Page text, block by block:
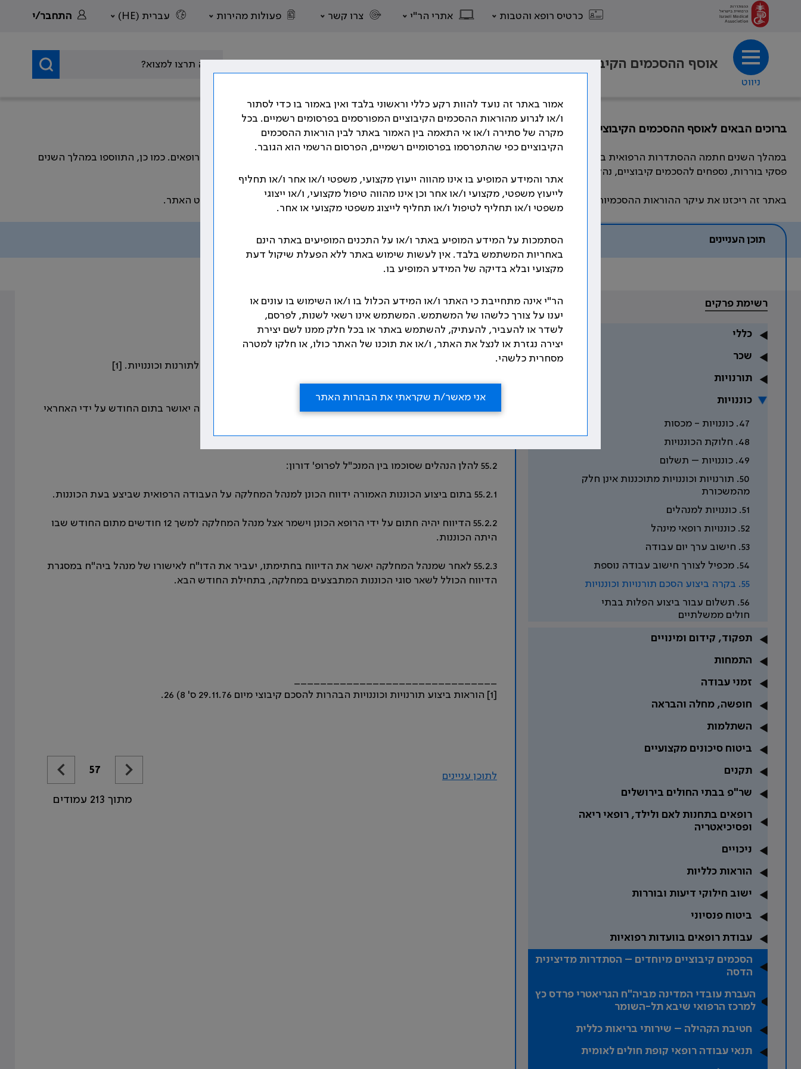
כרטיס רופא והטבות אתרי הר"י צרו קשר פעולות מהירות עברית (HE) התחבר/י
ניווט
אוסף ההסכמים הקיבוציים
ברוכים הבאים לאוסף ההסכמים הקיבוציים
במהלך השנים חתמה ההסתדרות הרפואית בישראל, מול המעסיקים השונים, על הסכמים קיבוציים רבים המסדירים את תנאי העבודה וזכויות הרופאים. כמו כן, התווספו במהלך השנים
פסקי בוררות, נספחים להסכמים קיבוציים, נהלים, חוזרים ומכתבים אשר קובעים את תנאי העבודה וזכויות הרופאים.
באתר זה ריכזנו את עיקר ההוראות ההסכמיות, שהוסדרו ועוגנו בהסכמים הקיבוצים שנחתמו לאורך השנים, בהתאם לנושאים שמפורטים בתפריט האתר.
תוכן העניינים אוסף הסכמים הקיבוציים
רשימת פרקים
כללי
שכר
תורנויות
כוננויות
47. כוננויות - מכסות
48. חלוקת הכוננויות
49. כוננויות – תשלום
50. תורנויות וכוננויות מתוכננות אינן חלק
מהמשכורת
51. כוננויות למנהלים
52. כוננויות רופאי מינהל
53. חישוב ערך יום עבודה
54. מכפיל לצורך חישוב עבודה נוספת
55. בקרה ביצוע הסכם תורנויות וכוננויות
56. תשלום עבור ביצוע הפלות בבתי
חולים ממשלתיים
תפקוד, קידום ומינויים
התמחות
זמני עבודה
חופשה, מחלה והבראה
השתלמות
ביטוח סיכונים מקצועיים
תקנים
שר"פ בבתי החולים בירושלים
רופאים בתחנות לאם ולילד, רופאי ריאה
ופסיכיאטריה
ניכויים
הוראות כלליות
ישוב חילוקי דיעות ובוררות
ביטוח פנסיוני
עבודת רופאים בוועדות רפואיות
הסכמים קיבוציים מיוחדים – הסתדרות מדיצינית
הדסה
העברת עובדי המדינה מביה"ח הגריאטרי פרדס כץ
למרכז הרפואי שיבא תל-השומר
חטיבת הקהילה – שירותי בריאות כללית
תנאי עבודה רופאי קופת חולים לאומית
נושא: כוננויות
55. בקרה ביצוע הסכם תורנויות וכוננויות
להלן העקרונות שעליהם מושתת הבקרה על ביצוע ההסכם בכל הקשור לתורנות וכוננויות. [1]
55.1 הדיווח על ביצוע תורנויות וכוננויות חייב להיות אישי וחודשי. דיווח זה יאושר בתום החודש על ידי האחראי
על הכוננים לאשר כי בזמן הכוננות ביקרו בביה"ח.
55.2 להלן הנהלים שסוכמו בין המנכ"ל לפרופ' דורון:
55.2.1 בתום ביצוע הכוננות האמורה ידווח הכונן למנהל המחלקה על העבודה הרפואית שביצע בעת הכוננות.
55.2.2 הדיווח יהיה חתום על ידי הרופא הכונן וישמר אצל מנהל המחלקה למשך 12 חודשים מתום החודש שבו
היתה הכוננות.
55.2.3 לאחר שמנהל המחלקה יאשר את הדיווח בחתימתו, יעביר את הדו"ח לאישורו של מנהל ביה"ח במסגרת
הדיווח הכולל לשאר סוגי הכוננות המתבצעים במחלקה, בתחילת החודש הבא.
[1] הוראות ביצוע תורנויות וכוננויות הבהרות להסכם קיבוצי מיום 29.11.76 ס' 8) 26.
לתוכן עניינים 57
מתוך 213 עמודים
אמור באתר זה נועד להוות רקע כללי וראשוני בלבד ואין באמור בו כדי לסתור
ו/או לגרוע מהוראות ההסכמים הקיבוציים המפורסמים בפרסומים רשמיים. בכל
מקרה של סתירה ו/או אי התאמה בין האמור באתר לבין הוראות ההסכמים
הקיבוציים כפי שהתפרסמו בפרסומיים רשמיים, הפרסום הרשמי הוא הגובר.
אתר והמידע המופיע בו אינו מהווה ייעוץ מקצועי, משפטי ו/או אחר ו/או תחליף
לייעוץ משפטי, מקצועי ו/או אחר וכן אינו מהווה טיפול מקצועי, ו/או ייצוגי
משפטי ו/או תחליף לטיפול ו/או תחליף לייצוג משפטי מקצועי או אחר.
הסתמכות על המידע המופיע באתר ו/או על התכנים המופיעים באתר הינם
באחריות המשתמש בלבד. אין לעשות שימוש באתר ללא הפעלת שיקול דעת
מקצועי ובלא בדיקה של המידע המופיע בו.
הר"י אינה מתחייבת כי האתר ו/או המידע הכלול בו ו/או השימוש בו עונים או
יענו על צורך כלשהו של המשתמש. המשתמש אינו רשאי לשנות, לפרסם,
לשדר או להעביר, להעתיק, להשתמש באתר או בכל חלק ממנו לשם יצירת
יצירה נגזרת או לנצל את האתר, ו/או את תוכנו של האתר כולו, או חלקו למטרה
מסחרית כלשהי.
אני מאשר/ת שקראתי את הבהרות האתר